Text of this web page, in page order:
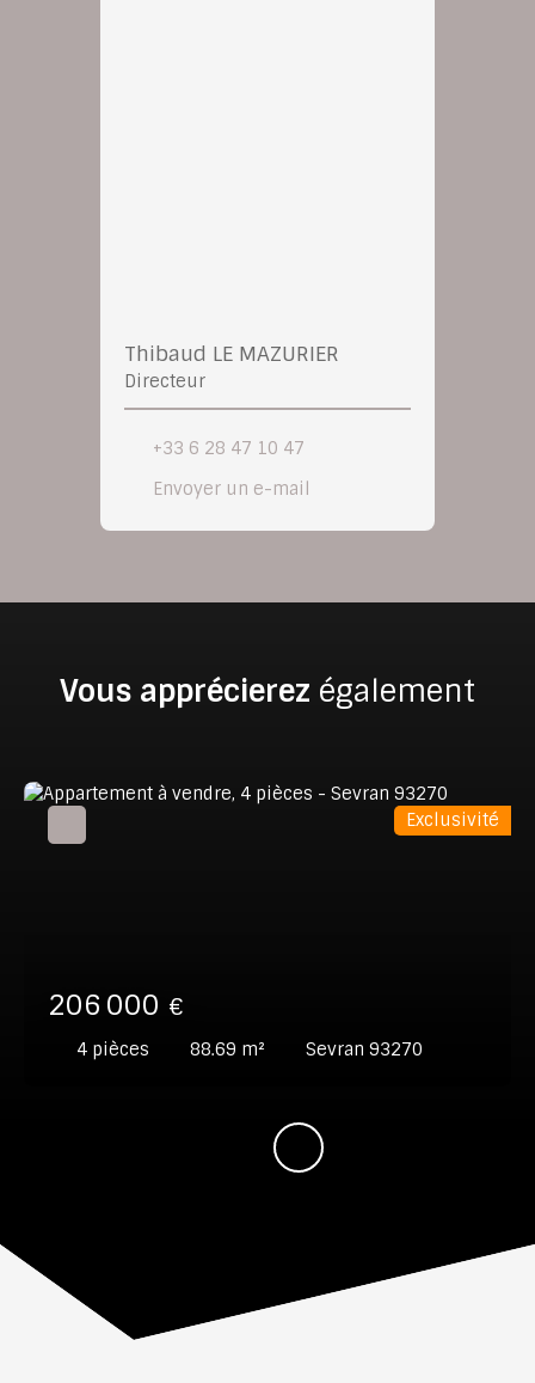
Thibaud LE MAZURIER
Directeur
+33 6 28 47 10 47
Envoyer un e-mail
Vous apprécierez également
206 000 €
4 pièces 88.69 m² Sevran 93270
Exclusivité